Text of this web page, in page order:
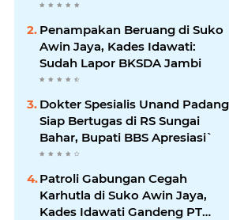
Penampakan Beruang di Suko
Awin Jaya, Kades Idawati:
Sudah Lapor BKSDA Jambi
Dokter Spesialis Unand Padang
Siap Bertugas di RS Sungai
Bahar, Bupati BBS Apresiasi`
Patroli Gabungan Cegah
Karhutla di Suko Awin Jaya,
Kades Idawati Gandeng PT